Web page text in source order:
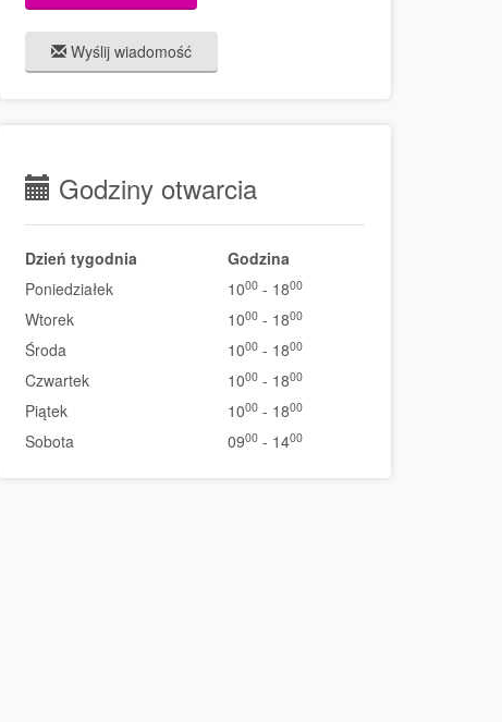
Wyślij wiadomość
Godziny otwarcia
Dzień tygodnia
Godzina
Poniedziałek
1000 - 1800
Wtorek 1000 - 1800
Środa 1000 - 1800
Czwartek 1000 - 1800
Piątek 1000 - 1800
Sobota 0900 - 1400